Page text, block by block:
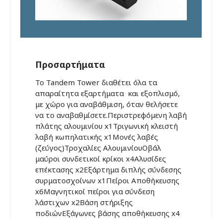
Προσαρτήματα
Το Tandem Tower διαθέτει όλα τα
απαραίτητα εξαρτήματα και εξοπλισμό,
με χώρο για αναβάθμιση, όταν θελήσετε
να το αναβαθμίσετε.Περιστρεφόμενη λαβή
πλάτης αλουμινίου x1Τριγωνική κλειστή
λαβή κωπηλατικής x1Μονές λαβές
(ζεύγος)Τροχαλίες ΑλουμινίουΟβάλ
μαύροι συνδετικοί κρίκοι x4Αλυσίδες
επέκτασης x2Εξάρτημα διπλής σύνδεσης
συρματοσχοίνων x1Πείροι Αποθήκευσης
x6Μαγνητικοί πείροι για σύνδεση
λάστιχων x2Βάση στήριξης
ποδιώνΕξάγωνες βάσης αποθήκευσης x4